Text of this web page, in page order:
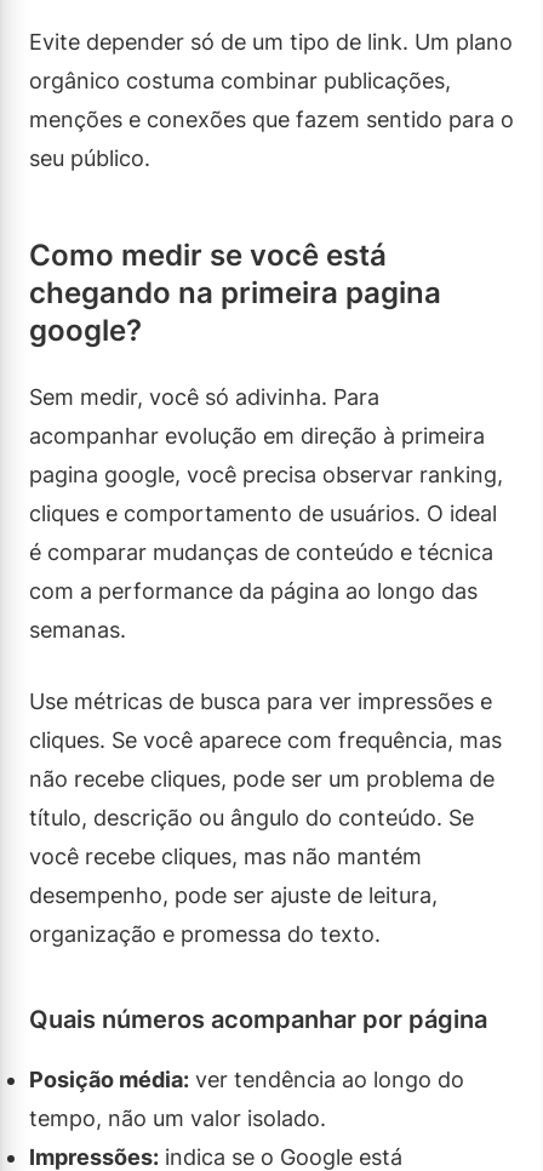
Evite depender só de um tipo de link. Um plano
orgânico costuma combinar publicações,
menções e conexões que fazem sentido para o
seu público.
Como medir se você está
chegando na primeira pagina
google?
Sem medir, você só adivinha. Para
acompanhar evolução em direção à primeira
pagina google, você precisa observar ranking,
cliques e comportamento de usuários. O ideal
é comparar mudanças de conteúdo e técnica
com a performance da página ao longo das
semanas.
Use métricas de busca para ver impressões e
cliques. Se você aparece com frequência, mas
não recebe cliques, pode ser um problema de
título, descrição ou ângulo do conteúdo. Se
você recebe cliques, mas não mantém
desempenho, pode ser ajuste de leitura,
organização e promessa do texto.
Quais números acompanhar por página
Posição média: ver tendência ao longo do
tempo, não um valor isolado.
Impressões: indica se o Google está